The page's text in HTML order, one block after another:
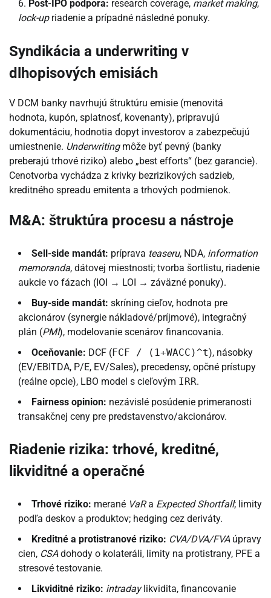
Post-IPO podpora: research coverage, market making,
lock-upriadenie a prípadné následné ponuky.
Syndikácia a underwriting v
dlhopisových emisiách
V DCM banky navrhujú štruktúru emisie (menovitá
hodnota, kupón, splatnosť, kovenanty), pripravujú
dokumentáciu, hodnotia dopyt investorov a zabezpečujú
umiestnenie. Underwritingmôže byť pevný (banky
preberajú trhové riziko) alebo „best efforts“ (bez garancie).
Cenotvorba vychádza z krivky bezrizikových sadzieb,
kreditného spreadu emitenta a trhových podmienok.
M&A: štruktúra procesu a nástroje
Sell-side mandát: príprava teaseru, NDA, information
memoranda, dátovej miestnosti; tvorba šortlistu, riadenie
aukcie vo fázach (IOI → LOI → záväzné ponuky).
Buy-side mandát: skríning cieľov, hodnota pre
akcionárov (synergie nákladové/príjmové), integračný
plán (PMI), modelovanie scenárov financovania.
Oceňovanie: DCF (FCF / (1+WACC)^t), násobky
(EV/EBITDA, P/E, EV/Sales), precedensy, opčné prístupy
(reálne opcie), LBO model s cieľovým IRR.
Fairness opinion: nezávislé posúdenie primeranosti
transakčnej ceny pre predstavenstvo/akcionárov.
Riadenie rizika: trhové, kreditné,
likviditné a operačné
Trhové riziko: merané VaRa Expected Shortfall; limity
podľa deskov a produktov; hedging cez deriváty.
Kreditné a protistranové riziko: CVA/DVA/FVAúpravy
cien, CSAdohody o kolateráli, limity na protistrany, PFE a
stresové testovanie.
Likviditné riziko: intradaylikvidita, financovanie